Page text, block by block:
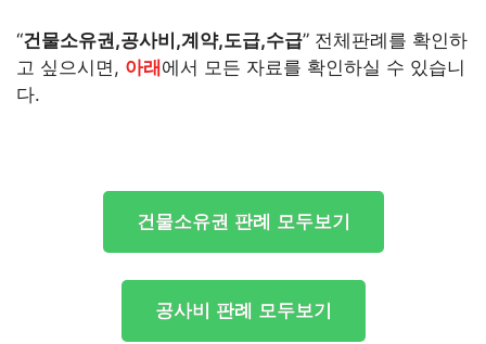
“건물소유권,공사비,계약,도급,수급” 전체판례를 확인하
고 싶으시면, 아래에서 모든 자료를 확인하실 수 있습니
다.
건물소유권 판례 모두보기
공사비 판례 모두보기